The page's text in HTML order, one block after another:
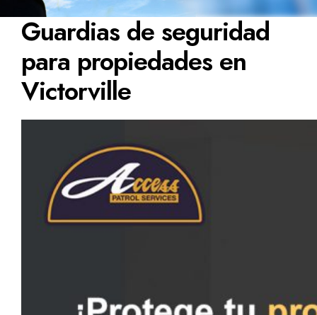
Guardias de seguridad
para propiedades en
Victorville